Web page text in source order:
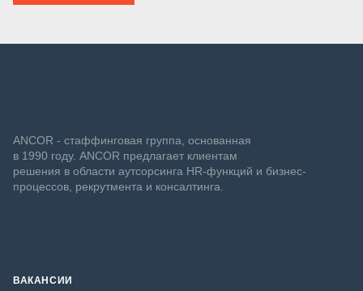
ANCOR - стаффинговая группа, основанная
в 1990 году. ANCOR предлагает клиентам
решения в области аутсорсинга HR-функций и бизнес-
процессов, рекрутмента и консалтинга.
ВАКАНСИИ